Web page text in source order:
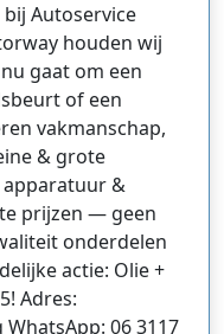
Autoservice
houden wij
gaat om een
of een
vakmanschap,
& grote
&
prijzen — geen
onderdelen
actie: Olie +
Adres:
06 3117